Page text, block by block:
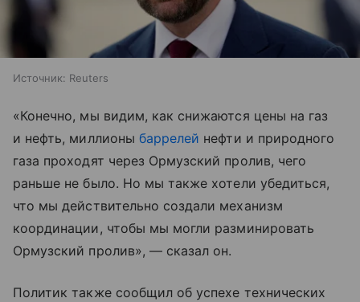
Источник: Reuters
«Конечно, мы видим, как снижаются цены на газ
и нефть, миллионы баррелей нефти и природного
газа проходят через Ормузский пролив, чего
раньше не было. Но мы также хотели убедиться,
что мы действительно создали механизм
координации, чтобы мы могли разминировать
Ормузский пролив», — сказал он.
Политик также сообщил об успехе технических